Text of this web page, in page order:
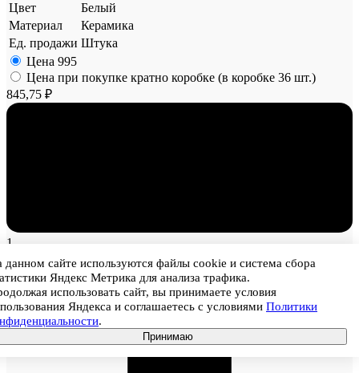
Цвет
Белый
Материал
Керамика
Ед. продажи Штука
Цена 995
Цена при покупке кратно коробке (в коробке 36 шт.)
845,75 ₽
1
данном сайте используются файлы cookie и система сбора
Яндекс Метрика для анализа трафика.
использовать сайт, вы принимаете условия
Яндекса и соглашаетесь с условиями Политики
.
Принимаю